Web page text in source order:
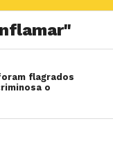
flagrados
o